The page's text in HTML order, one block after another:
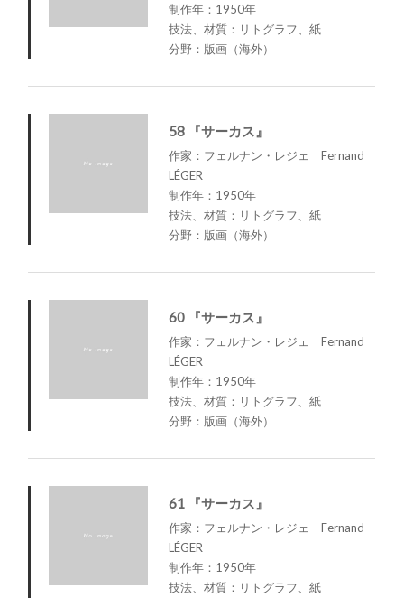
制作年：1950年
技法、材質：リトグラフ、紙
分野：版画（海外）
58 『サーカス』
作家：フェルナン・レジェ Fernand
LÉGER
制作年：1950年
技法、材質：リトグラフ、紙
分野：版画（海外）
60 『サーカス』
作家：フェルナン・レジェ Fernand
LÉGER
制作年：1950年
技法、材質：リトグラフ、紙
分野：版画（海外）
61 『サーカス』
作家：フェルナン・レジェ Fernand
LÉGER
制作年：1950年
技法、材質：リトグラフ、紙